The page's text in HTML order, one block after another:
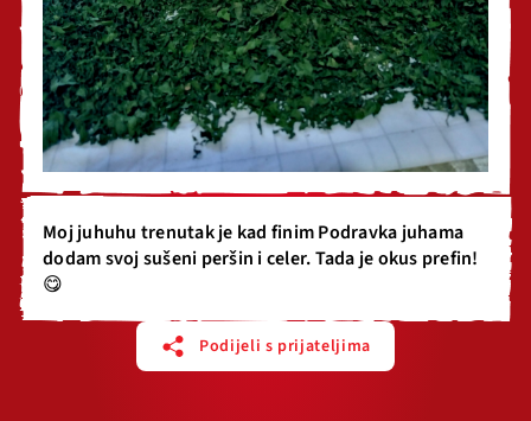
Moj juhuhu trenutak je kad finim Podravka juhama
dodam svoj sušeni peršin i celer. Tada je okus prefin!
😋
Podijeli s prijateljima